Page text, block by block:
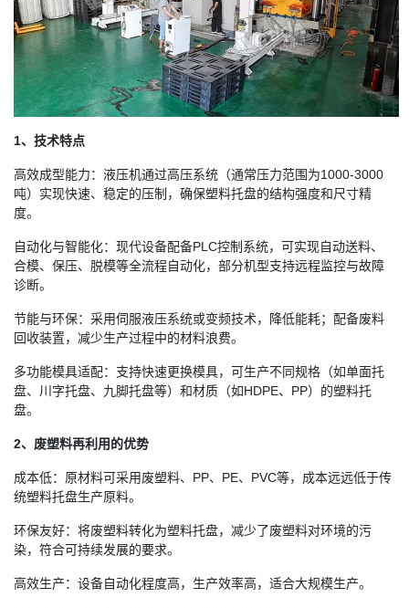
1、技术特点
高效成型能力：液压机通过高压系统（通常压力范围为1000-3000
吨）实现快速、稳定的压制，确保塑料托盘的结构强度和尺寸精
度。
自动化与智能化：现代设备配备PLC控制系统，可实现自动送料、
合模、保压、脱模等全流程自动化，部分机型支持远程监控与故障
诊断。
节能与环保：采用伺服液压系统或变频技术，降低能耗；配备废料
回收装置，减少生产过程中的材料浪费。
多功能模具适配：支持快速更换模具，可生产不同规格（如单面托
盘、川字托盘、九脚托盘等）和材质（如HDPE、PP）的塑料托
盘。
2、废塑料再利用的优势
成本低：原材料可采用废塑料、PP、PE、PVC等，成本远远低于传
统塑料托盘生产原料。
环保友好：将废塑料转化为塑料托盘，减少了废塑料对环境的污
染，符合可持续发展的要求。
高效生产：设备自动化程度高，生产效率高，适合大规模生产。